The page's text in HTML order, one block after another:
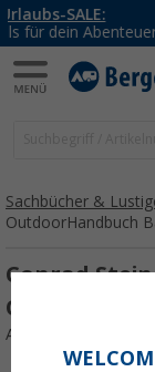
Sachbücher &
OutdoorHandbuch
Conrad
Art.-Nr.: 813334